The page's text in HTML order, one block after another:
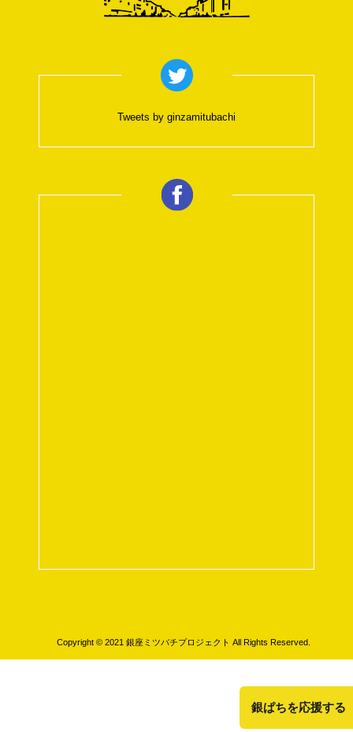
Tweets by ginzamitubachi
Copyright © 2021 銀座ミツバチプロジェクト All Rights Reserved.
銀ぱちを応援する